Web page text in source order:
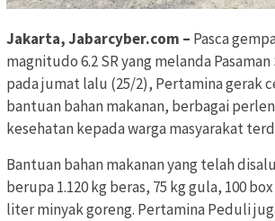
Jakarta, Jabarcyber.com – Pasca
magnitudo 6.2 SR yang melanda
pada jumat lalu (25/2), Pertamina gerak
bantuan bahan makanan, berbagai
kesehatan kepada warga masyarakat
Bantuan bahan makanan yang telah
berupa 1.120 kg beras, 75 kg gula, 100
liter minyak goreng. Pertamina Peduli